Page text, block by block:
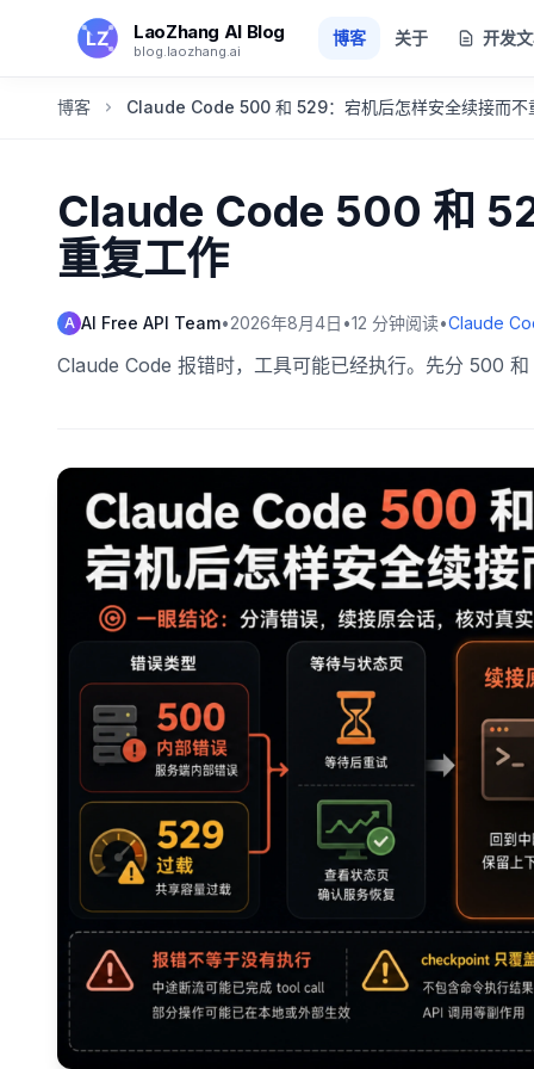
跳转到主要内容
LaoZhang AI Blog
blog.laozhang.ai
博客 关于 开发
博客 Claude Code 500 和 529：宕机后怎样安全续接而不
Claude Code 500 和
重复工作
A AI Free API Team•2026年8月4日 •12 分钟阅读•Claude
Claude Code 报错时，工具可能已经执行。先分 500